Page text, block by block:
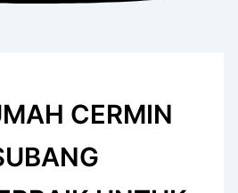
CERMIN